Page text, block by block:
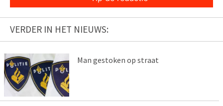
VERDER IN HET NIEUWS:
Man gestoken op straat